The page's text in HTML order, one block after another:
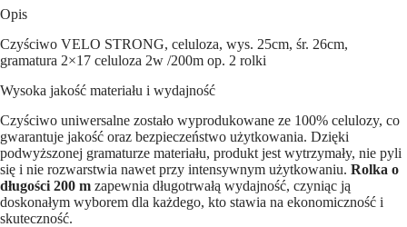
gramatura
2x17
celuloza
2w
/200m
op.
rolki
Opis
Czyściwo VELO STRONG, celuloza, wys. 25cm, śr. 26cm,
gramatura 2×17 celuloza 2w /200m op. 2 rolki
Wysoka jakość materiału i wydajność
Czyściwo uniwersalne zostało wyprodukowane ze 100% celulozy, co
gwarantuje jakość oraz bezpieczeństwo użytkowania. Dzięki
podwyższonej gramaturze materiału, produkt jest wytrzymały, nie pyli
się i nie rozwarstwia nawet przy intensywnym użytkowaniu. Rolka o
długości 200 m zapewnia długotrwałą wydajność, czyniąc ją
doskonałym wyborem dla każdego, kto stawia na ekonomiczność i
skuteczność.